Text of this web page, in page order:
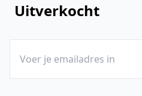
Uitverkocht